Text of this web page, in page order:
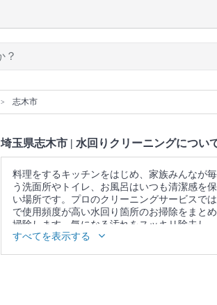
志木市
埼玉県志木市 | 水回りクリーニングについ
料理をするキッチンをはじめ、家族みんなが
う洗面所やトイレ、お風呂はいつも清潔感を
い場所です。プロのクリーニングサービスで
で使用頻度が高い水回り箇所のお掃除をまと
掃除します。気になる汚れをスッキリ除去し
かな空間を取り戻しませんか。
▼表示価格に含まれる水回りクリーニングの
すべてを表示する